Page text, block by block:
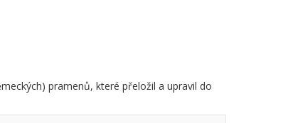
pramenů, které přeložil a upravil do